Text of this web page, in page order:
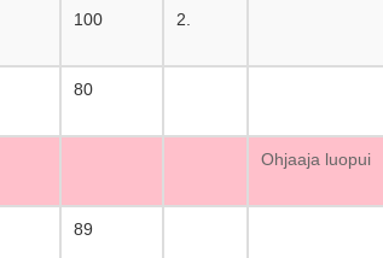
100 2.
80
Ohjaaja luopui
89